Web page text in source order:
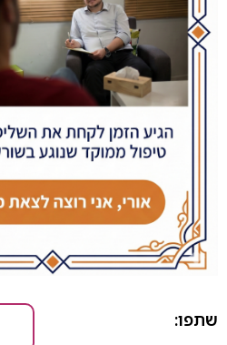
שתפו: